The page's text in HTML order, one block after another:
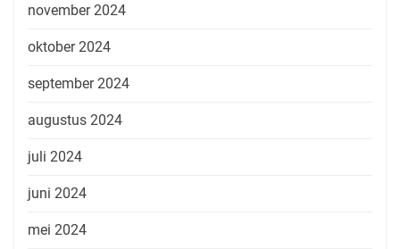
november 2024
oktober 2024
september 2024
augustus 2024
juli 2024
juni 2024
mei 2024